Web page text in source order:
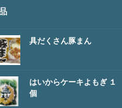
具だくさん豚まん
はいからケーキよもぎ １
個